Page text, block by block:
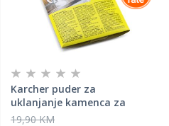
Karcher puder za
uklanjanje kamenca za
paročistače RM 511 SC 1 -
19,90 KM